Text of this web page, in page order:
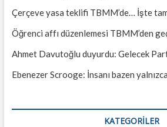
Çerçeve yasa teklifi TBMM’de… İşte
Öğrenci affı düzenlemesi TBMM’den
Ahmet Davutoğlu duyurdu: Gelecek
Ebenezer Scrooge: İnsanı bazen
KATEGORILER